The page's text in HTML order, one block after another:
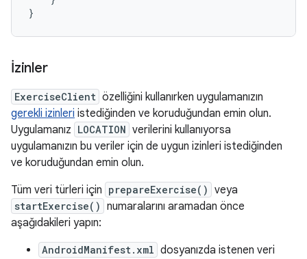
}
İzinler
ExerciseClient özelliğini kullanırken uygulamanızın
gerekli izinleri istediğinden ve koruduğundan emin olun.
Uygulamanız LOCATION verilerini kullanıyorsa
uygulamanızın bu veriler için de uygun izinleri istediğinden
ve koruduğundan emin olun.
Tüm veri türleri için prepareExercise() veya
startExercise() numaralarını aramadan önce
aşağıdakileri yapın:
AndroidManifest.xml dosyanızda istenen veri